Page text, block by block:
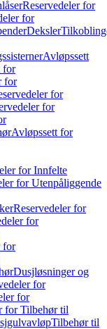
Reservedeler for
for
Deksler
Avløpssett
for
for
for
for
Avløpssett for
for Innfelte
for Utenpåliggende
Reservedeler for
for
for
Dusjløsninger og
for
for
for Tilbehør til
Tilbehør til